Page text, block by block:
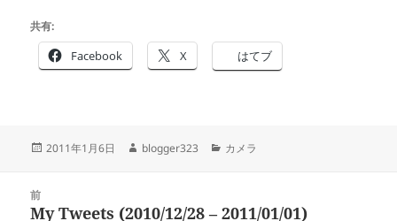
共有:
Facebook X はてブ
投
2011年1月6日
作
blogger323
カ
ー
カメラ
前
前
My Tweets (2010/12/28 – 2011/01/01)